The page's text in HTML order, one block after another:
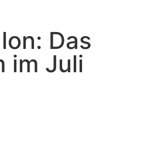
Das
im Juli